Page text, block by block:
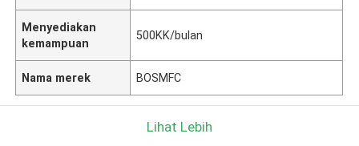
Menyediakan
kemampuan
500KK/bulan
Nama merek BOSMFC
Lihat Lebih